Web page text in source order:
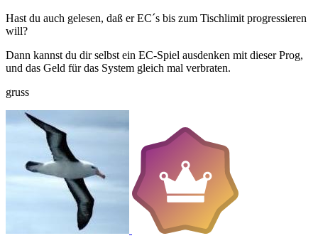
Hast du auch gelesen, daß er EC´s bis zum Tischlimit progressieren
will?
Dann kannst du dir selbst ein EC-Spiel ausdenken mit dieser Prog,
und das Geld für das System gleich mal verbraten.
gruss